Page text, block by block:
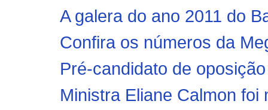
A galera do ano 2011 do
Confira os números da
Pré-candidato de
Ministra Eliane Calmon